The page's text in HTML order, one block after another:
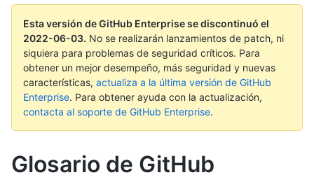
Esta versión de GitHub Enterprise se discontinuó el
2022-06-03. No se realizarán lanzamientos de patch, ni
siquiera para problemas de seguridad críticos. Para
obtener un mejor desempeño, más seguridad y nuevas
características, actualiza a la última versión de GitHub
Enterprise. Para obtener ayuda con la actualización,
contacta al soporte de GitHub Enterprise.
Glosario de GitHub